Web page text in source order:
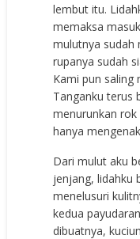
lembut itu.
memaksa
mulutnya sudah
rupanya sudah
Kami pun saling
Tanganku terus
menurunkan rok
hanya
Dari mulut aku
jenjang, lidahku
menelusuri
kedua
dibuatnya,